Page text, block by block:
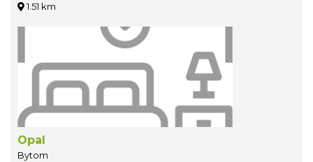
1.51 km
Opal
Bytom